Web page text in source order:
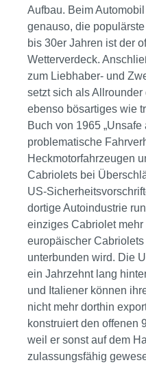
Aufbau. Beim
genauso, die
bis 30er Jahren ist der
Wetterverdeck.
zum Liebhaber- und
setzt sich als
ebenso bösartiges wie
Buch von 1965
problematische
Heckmotorfahrzeugen
Cabriolets bei
US-
dortige Autoindustrie
einziges Cabriolet mehr
europäischer
unterbunden wird. Die
ein Jahrzehnt lang
und Italiener können
nicht mehr dorthin
konstruiert den offenen
weil er sonst auf dem
zulassungsfähig